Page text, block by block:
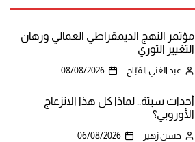
مؤتمر النهج الديمقراطي العمالي ورهان
التغيير الثوري
عبد الغني القبّاج 08/08/2026
أحداث سبتة.. لماذا كل هذا الانزعاج
الأوروبي؟
حسن زهير 06/08/2026